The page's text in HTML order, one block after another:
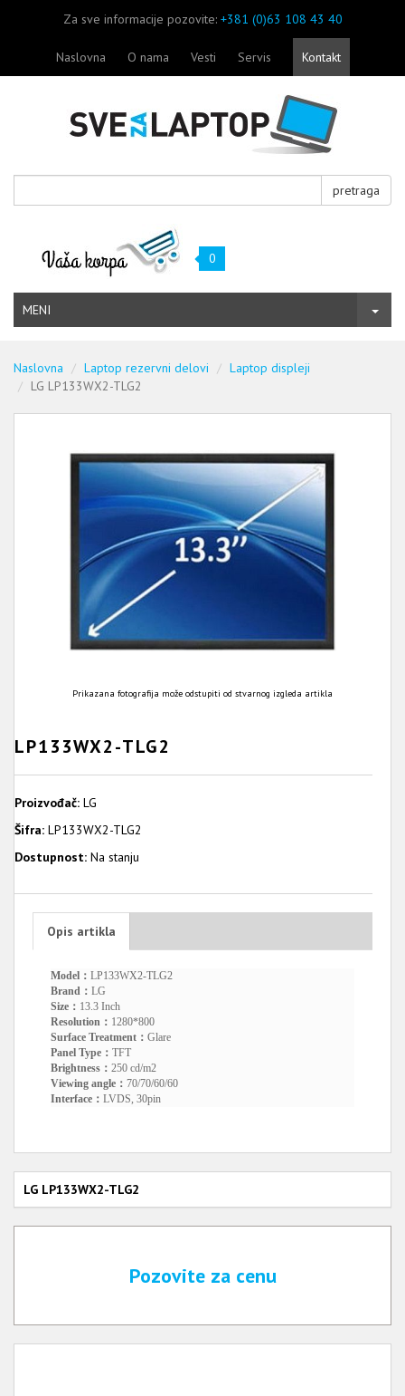
Za sve informacije pozovite: +381 (0)63 108 43 40
Naslovna O nama Vesti Servis Kontakt
pretraga
0
MENI
Naslovna Laptop rezervni delovi
Laptop displeji
LG LP133WX2-TLG2
Prikazana fotografija može odstupiti od stvarnog izgleda artikla
LP133WX2-TLG2
Proizvođač: LG
Šifra: LP133WX2-TLG2
Dostupnost: Na stanju
Opis artikla
Model： LP133WX2-TLG2
Brand： LG
Size： 13.3 Inch
Resolution： 1280*800
Surface Treatment： Glare
Panel Type： TFT
Brightness： 250 cd/m2
Viewing angle： 70/70/60/60
Interface： LVDS, 30pin
LG LP133WX2-TLG2
Pozovite za cenu